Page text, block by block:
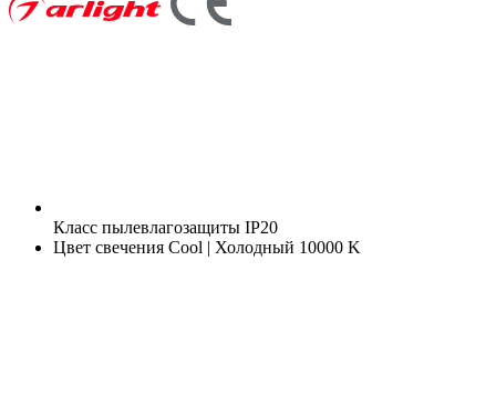
Класс пылевлагозащиты IP20
Цвет свечения Cool | Холодный 10000 K